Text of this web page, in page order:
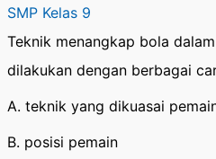
SMP Kelas 9
Teknik menangkap bola
dilakukan dengan berbagai
A. teknik yang dikuasai
B. posisi pemain